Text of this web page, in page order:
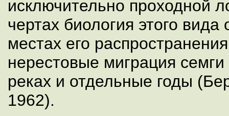
исключительно проходной
чертах биология этого вида
местах его
нерестовые миграция
реках и отдельные годы
1962).